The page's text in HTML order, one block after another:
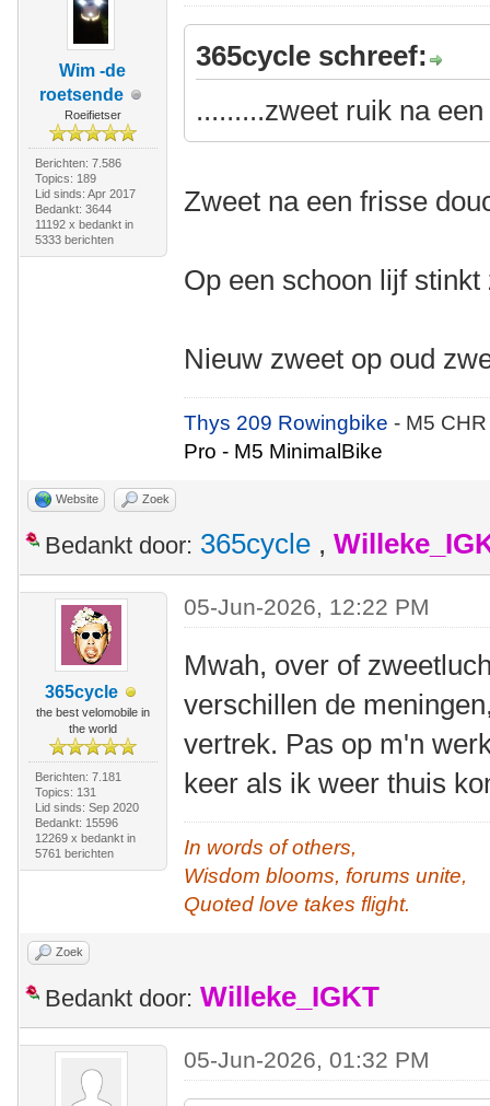
Wim -de
roetsende
Roeifietser
Berichten: 7.586
Topics: 189
Lid sinds: Apr 2017
Bedankt: 3644
11192 x bedankt in
5333 berichten
365cycle schreef:
.........zweet ruik na
Zweet na een frisse
Op een schoon lijf stinkt
Nieuw zweet op oud
Thys 209 Rowingbike- M5
Pro - M5 MinimalBike
Website Zoek
Bedankt door: 365cycle ,
365cycle
the best velomobile in
the world
Berichten: 7.181
Topics: 131
Lid sinds: Sep 2020
Bedankt: 15596
12269 x bedankt in
5761 berichten
05-Jun-2026, 12:22 PM
Mwah, over of
verschillen de
vertrek. Pas op m'n
keer als ik weer thuis
In words of others,
Wisdom blooms, forums unite,
Quoted love takes flight.
Zoek
Bedankt door: Willeke_IGKT
05-Jun-2026, 01:32 PM